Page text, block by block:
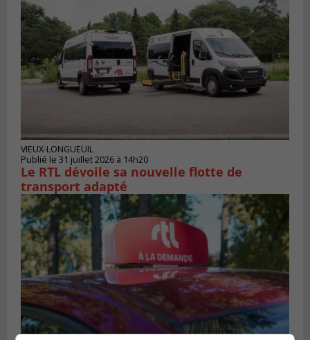
VIEUX-LONGUEUIL
Publié le 31 juillet 2026 à 14h20
Le RTL dévoile sa nouvelle flotte de
transport adapté